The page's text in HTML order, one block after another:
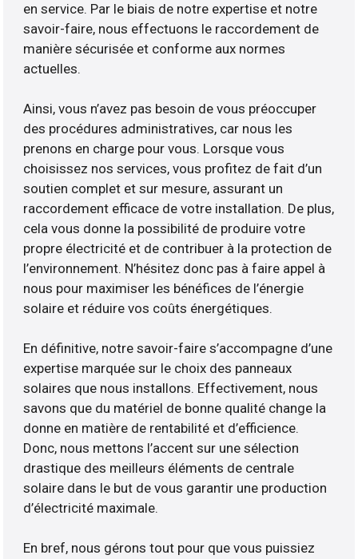
en service. Par le biais de notre expertise et notre
savoir-faire, nous effectuons le raccordement de
manière sécurisée et conforme aux normes
actuelles.
Ainsi, vous n’avez pas besoin de vous préoccuper
des procédures administratives, car nous les
prenons en charge pour vous. Lorsque vous
choisissez nos services, vous profitez de fait d’un
soutien complet et sur mesure, assurant un
raccordement efficace de votre installation. De plus,
cela vous donne la possibilité de produire votre
propre électricité et de contribuer à la protection de
l’environnement. N’hésitez donc pas à faire appel à
nous pour maximiser les bénéfices de l’énergie
solaire et réduire vos coûts énergétiques.
En définitive, notre savoir-faire s’accompagne d’une
expertise marquée sur le choix des panneaux
solaires que nous installons. Effectivement, nous
savons que du matériel de bonne qualité change la
donne en matière de rentabilité et d’efficience.
Donc, nous mettons l’accent sur une sélection
drastique des meilleurs éléments de centrale
solaire dans le but de vous garantir une production
d’électricité maximale.
En bref, nous gérons tout pour que vous puissiez